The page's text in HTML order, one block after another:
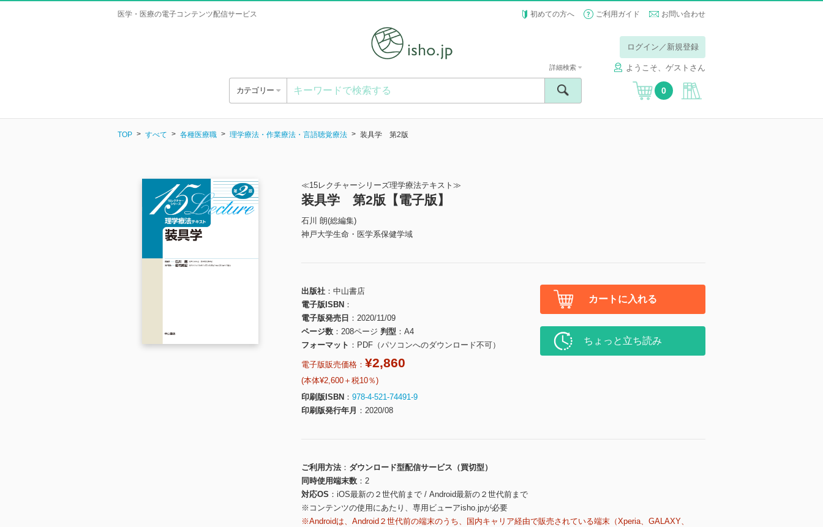
医学・医療の電子コンテンツ配信サービス 初めての方へ ご利用ガイド お問い合わせ
ログイン／新規登録
ようこそ、ゲストさん
カテゴリー
詳細検索
0
TOP すべて 各種医療職 理学療法・作業療法・言語聴覚療法 装具学 第2版
≪15レクチャーシリーズ理学療法テキスト≫
装具学 第2版【電子版】
石川 朗(総編集)
神戸大学生命・医学系保健学域
出版社
中山書店
電子版ISBN
電子版発売日
2020/11/09
ページ数
208ページ 判型
A4
フォーマット
PDF（パソコンへのダウンロード不可）
電子版販売価格： ¥2,860
(本体¥2,600＋税10％)
印刷版ISBN
978-4-521-74491-9
印刷版発行年月
2020/08
カートに入れる
ちょっと立ち読み
ご利用方法
ダウンロード型配信サービス（買切型）
同時使用端末数
2
対応OS
iOS最新の２世代前まで / Android最新の２世代前まで
※コンテンツの使用にあたり、専用ビューアisho.jpが必要
※Androidは、Android２世代前の端末のうち、国内キャリア経由で販売されている端末（Xperia、GALAXY、